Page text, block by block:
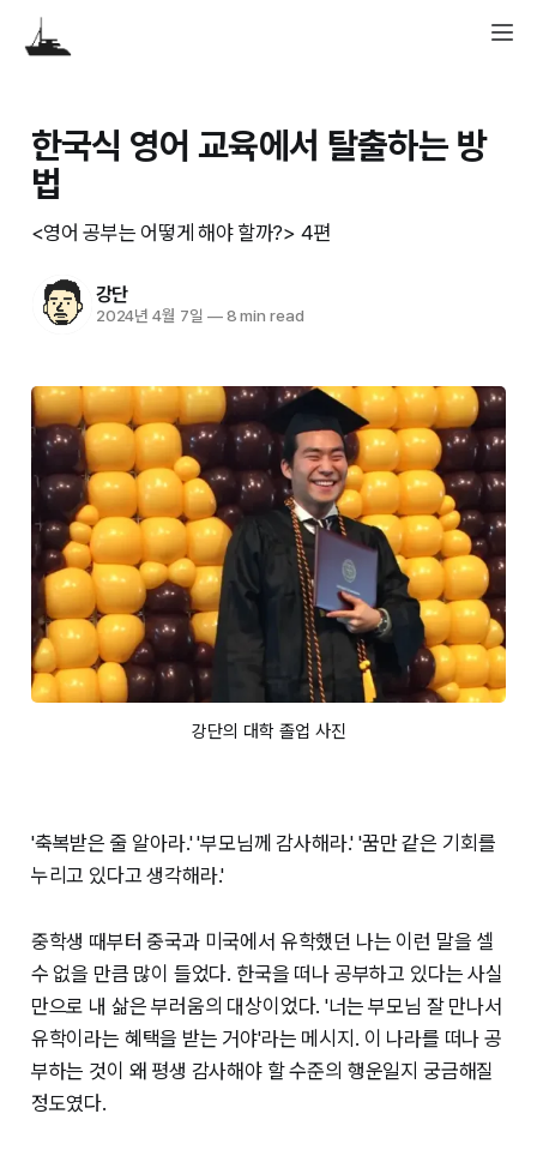
한국식 영어 교육에서 탈출하는 방
법
<영어 공부는 어떻게 해야 할까?> 4편
강단
2024년 4월 7일 —8 min read
강단의 대학 졸업 사진
'축복받은 줄 알아라.' '부모님께 감사해라.' '꿈만 같은 기회를
누리고 있다고 생각해라.'
중학생 때부터 중국과 미국에서 유학했던 나는 이런 말을 셀
수 없을 만큼 많이 들었다. 한국을 떠나 공부하고 있다는 사실
만으로 내 삶은 부러움의 대상이었다. '너는 부모님 잘 만나서
유학이라는 혜택을 받는 거야'라는 메시지. 이 나라를 떠나 공
부하는 것이 왜 평생 감사해야 할 수준의 행운일지 궁금해질
정도였다.